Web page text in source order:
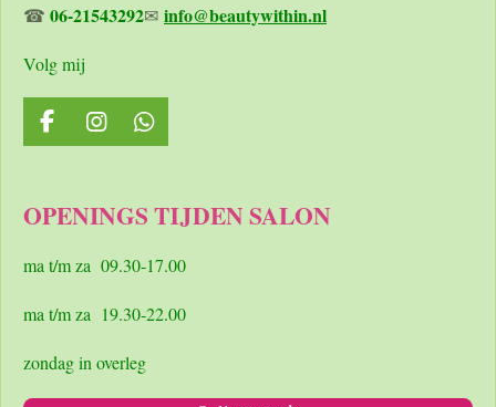
☎ 06-21543292✉ info@beautywithin.nl
Volg mij
F
a
b
o
I
n
a
r
m
W
h
s
p
OPENINGS TIJDEN SALON
ma t/m za 09.30-17.00
ma t/m za 19.30-22.00
zondag in overleg